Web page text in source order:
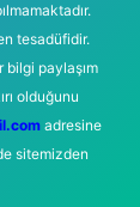
tesadüfidir.
paylaşım
olduğunu
adresine
sitemizden